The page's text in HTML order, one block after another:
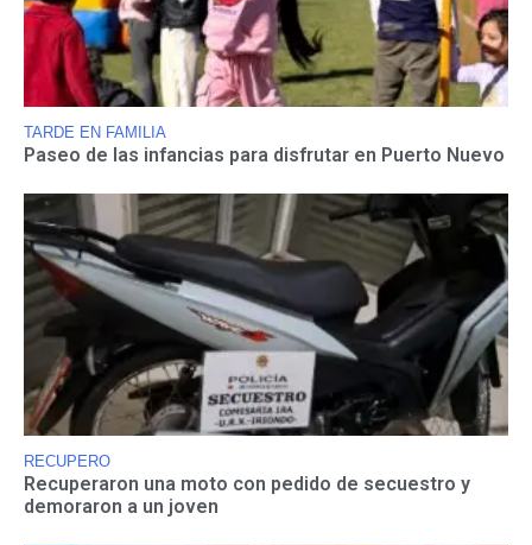
TARDE EN FAMILIA
Paseo de las infancias para disfrutar en Puerto Nuevo
RECUPERO
Recuperaron una moto con pedido de secuestro y
demoraron a un joven